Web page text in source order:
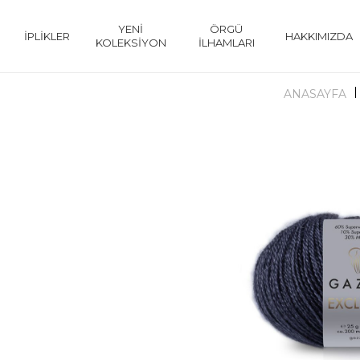
İPLİKLER
YENİ
KOLEKSİYON
ÖRGÜ
İLHAMLARI
HAKKIMIZDA
ANASAYFA